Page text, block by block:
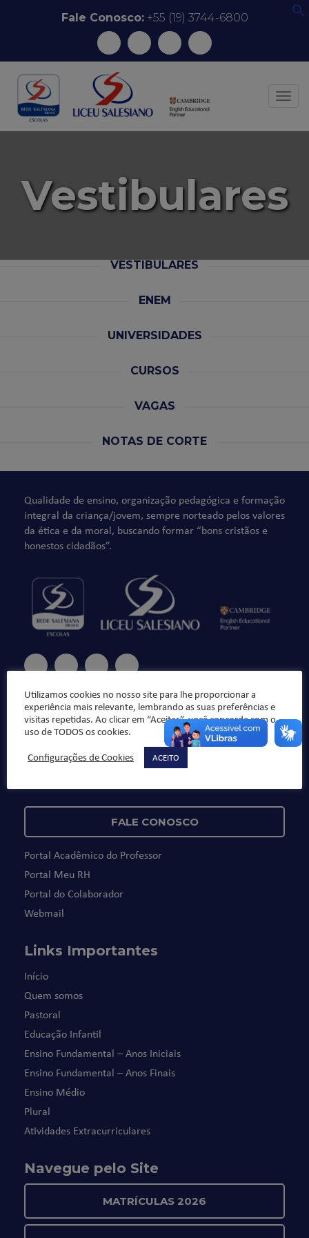
conteúdo
Fale Conosco:+55 (19) 3744-6800
Vestibulares
VESTIBULARES
ENEM
UNIVERSIDADES
CURSOS
VAGAS
NOTAS DE CORTE
Qualidade de ensino, organização pedagógica e formação
integral da criança/jovem, sempre norteado pelos valores
da ética e da moral, buscando formar “bons cristãos e
honestos cidadãos”.
Fale Conosco
De segunda à sexta, das 7h30 às 16h30
+55 (19) 3744.6800
R. Baronesa Geraldo de Resende, 330
FALE CONOSCO
Portal Acadêmico do Professor
Portal Meu RH
Portal do Colaborador
Webmail
Links Importantes
Início
Quem somos
Pastoral
Educação Infantil
Ensino Fundamental – Anos Iniciais
Ensino Fundamental – Anos Finais
Ensino Médio
Plural
Atividades Extracurriculares
Navegue pelo Site
MATRÍCULAS 2026
Utilizamos cookies no nosso site para lhe proporcionar a
experiência mais relevante, lembrando as suas preferências e
visitas repetidas. Ao clicar em “Aceitar”, você concorda com o
uso de TODOS os cookies.
Configurações de Cookies
ACEITO